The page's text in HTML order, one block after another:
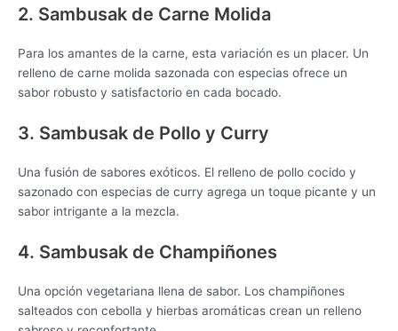
2. Sambusak de Carne Molida
Para los amantes de la carne, esta variación es un placer. Un
relleno de carne molida sazonada con especias ofrece un
sabor robusto y satisfactorio en cada bocado.
3. Sambusak de Pollo y Curry
Una fusión de sabores exóticos. El relleno de pollo cocido y
sazonado con especias de curry agrega un toque picante y un
sabor intrigante a la mezcla.
4. Sambusak de Champiñones
Una opción vegetariana llena de sabor. Los champiñones
salteados con cebolla y hierbas aromáticas crean un relleno